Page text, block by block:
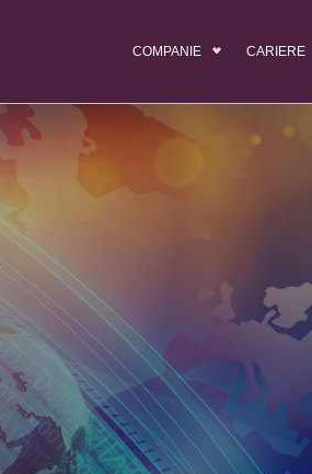
COMPANIE CARIERE